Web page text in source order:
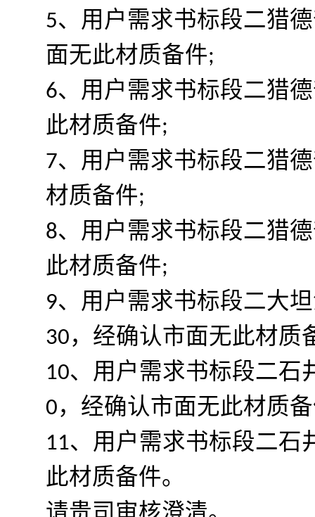
5、用户需求书标段二猎
面无此材质备件;
6、用户需求书标段二猎
此材质备件;
7、用户需求书标段二猎
材质备件;
8、用户需求书标段二猎
此材质备件;
9、用户需求书标段二大
30，经确认市面无此材质
10、用户需求书标段二石
0，经确认市面无此材质
11、用户需求书标段二石
此材质备件。